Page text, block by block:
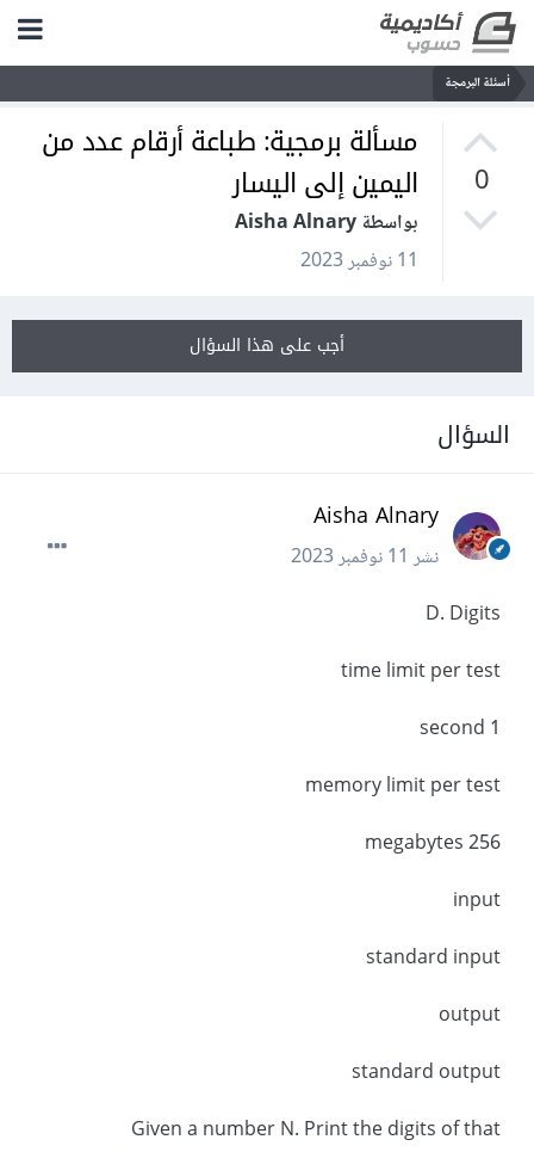
أسئلة البرمجة
0
مسألة برمجية: طباعة أرقام عدد من
اليمين إلى اليسار
بواسطة Aisha Alnary
11 نوفمبر 2023
أجب على هذا السؤال
السؤال
Aisha Alnary
نشر11 نوفمبر 2023
D. Digits
time limit per test
1 second
memory limit per test
256 megabytes
input
standard input
output
standard output
Given a number N. Print the digits of that